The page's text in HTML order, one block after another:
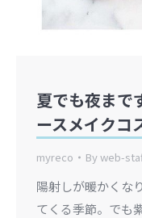
夏でも夜まで
ースメイク
myreco Byweb-
陽射しが暖かくな
てくる季節。でも